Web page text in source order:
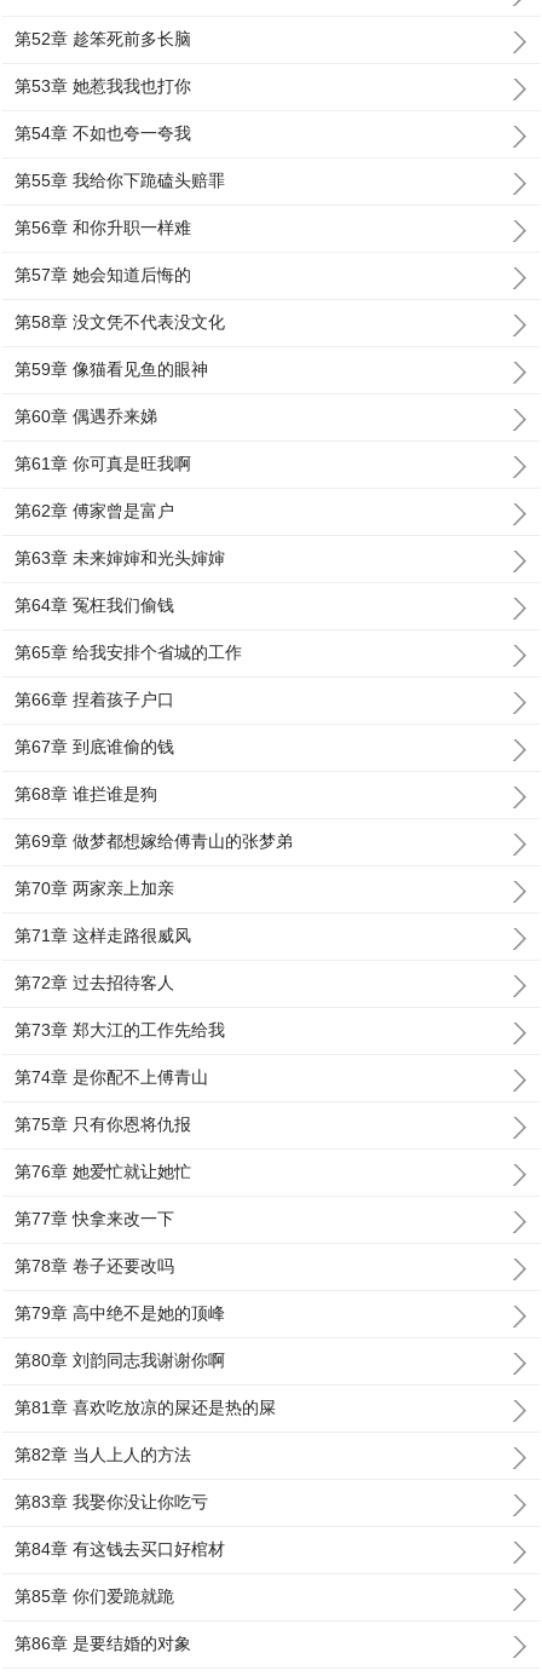
第52章 趁笨死前多长脑
第53章 她惹我我也打你
第54章 不如也夸一夸我
第55章 我给你下跪磕头赔罪
第56章 和你升职一样难
第57章 她会知道后悔的
第58章 没文凭不代表没文化
第59章 像猫看见鱼的眼神
第60章 偶遇乔来娣
第61章 你可真是旺我啊
第62章 傅家曾是富户
第63章 未来婶婶和光头婶婶
第64章 冤枉我们偷钱
第65章 给我安排个省城的工作
第66章 捏着孩子户口
第67章 到底谁偷的钱
第68章 谁拦谁是狗
第69章 做梦都想嫁给傅青山的张梦弟
第70章 两家亲上加亲
第71章 这样走路很威风
第72章 过去招待客人
第73章 郑大江的工作先给我
第74章 是你配不上傅青山
第75章 只有你恩将仇报
第76章 她爱忙就让她忙
第77章 快拿来改一下
第78章 卷子还要改吗
第79章 高中绝不是她的顶峰
第80章 刘韵同志我谢谢你啊
第81章 喜欢吃放凉的屎还是热的屎
第82章 当人上人的方法
第83章 我娶你没让你吃亏
第84章 有这钱去买口好棺材
第85章 你们爱跪就跪
第86章 是要结婚的对象